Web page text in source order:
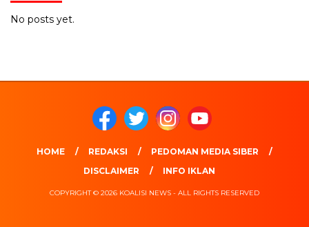
No posts yet.
HOME REDAKSI
PEDOMAN MEDIA SIBER
DISCLAIMER
INFO IKLAN
COPYRIGHT © 2026 KOALISI NEWS - ALL RIGHTS RESERVED